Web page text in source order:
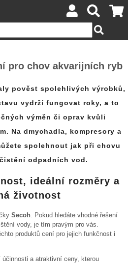
pro chov akvarijních ryb
pověst spolehlivých výrobků,
vydrží fungovat roky, a to
výměn či oprav kvůli
Na dmychadla, kompresory a
spolehnout jak při chovu
odpadních vod.
ideální rozměry a
životnost
Secoh. Pokud hledáte vhodné řešení
vody, je tím pravým pro vás.
produktů cení pro jejich funkčnost i
a atraktivní ceny, kterou